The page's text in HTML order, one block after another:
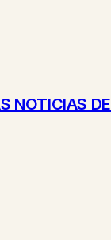
NOTICIAS